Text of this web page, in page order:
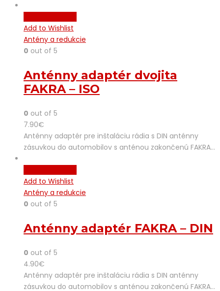
Add to Wishlist
Antény a redukcie
0 out of 5
Anténny adaptér dvojita
FAKRA – ISO
0 out of 5
7.90€
Anténny adaptér pre inštaláciu rádia s DIN anténny
zásuvkou do automobilov s anténou zakončenú FAKRA…
Add to Wishlist
Antény a redukcie
0 out of 5
Anténny adaptér FAKRA – DIN
0 out of 5
4.90€
Anténny adaptér pre inštaláciu rádia s DIN anténny
zásuvkou do automobilov s anténou zakončenú FAKRA…